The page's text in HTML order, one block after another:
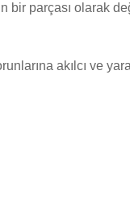
bir parçası olarak
akılcı ve